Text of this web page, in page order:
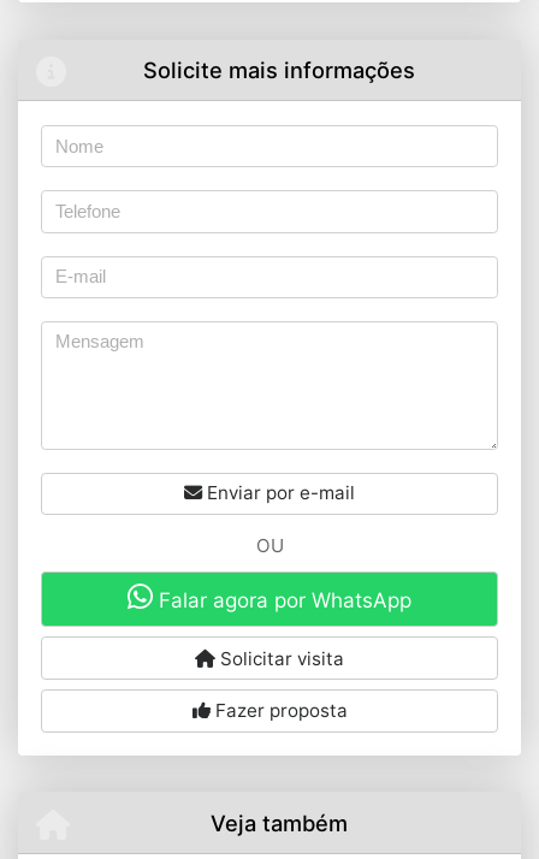
Solicite mais informações
Enviar por e-mail
OU
Falar agora por WhatsApp
Solicitar visita
Fazer proposta
Veja também